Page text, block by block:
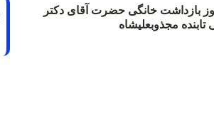
روز بازداشت خانگی حضرت آقای دکتر
تابنده مجذوبعلیشاه